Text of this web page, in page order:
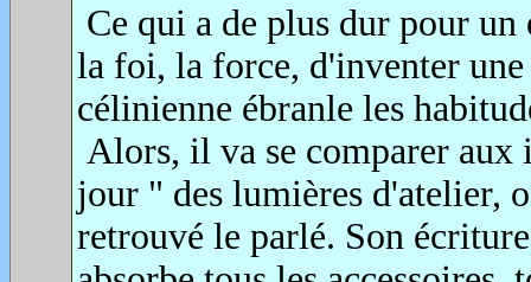
Ce qui a de plus dur pour
la foi, la force, d'inventer
célinienne ébranle les
Alors, il va se comparer aux
jour " des lumières d'atelier,
retrouvé le parlé. Son